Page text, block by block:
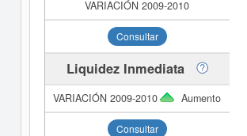
Consultar
Liquidez Inmediata
Aumento
Consultar